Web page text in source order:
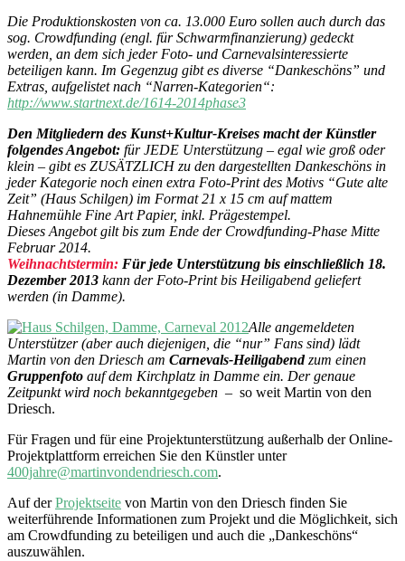
Die Produktionskosten von ca. 13.000 Euro sollen auch durch das
sog. Crowdfunding (engl. für Schwarmfinanzierung) gedeckt
werden, an dem sich jeder Foto- und Carnevalsinteressierte
beteiligen kann. Im Gegenzug gibt es diverse “Dankeschöns” und
Extras, aufgelistet nach “Narren-Kategorien“:
http://www.startnext.de/1614-2014phase3
Den Mitgliedern des Kunst+Kultur-Kreises macht der Künstler
folgendes Angebot: für JEDE Unterstützung – egal wie groß oder
klein – gibt es ZUSÄTZLICH zu den dargestellten Dankeschöns in
jeder Kategorie noch einen extra Foto-Print des Motivs “Gute alte
Zeit” (Haus Schilgen) im Format 21 x 15 cm auf mattem
Hahnemühle Fine Art Papier, inkl. Prägestempel.
Dieses Angebot gilt bis zum Ende der Crowdfunding-Phase Mitte
Februar 2014.
Weihnachtstermin: Für jede Unterstützung bis einschließlich 18.
Dezember 2013 kann der Foto-Print bis Heiligabend geliefert
werden (in Damme).
Alle angemeldeten
Unterstützer (aber auch diejenigen, die “nur” Fans sind) lädt
Martin von den Driesch am Carnevals-Heiligabendzum einen
Gruppenfoto auf dem Kirchplatz in Damme ein. Der genaue
Zeitpunkt wird noch bekanntgegeben – so weit Martin von den
Driesch.
Für Fragen und für eine Projektunterstützung außerhalb der Online-
Projektplattform erreichen Sie den Künstler unter
400jahre@martinvondendriesch.com.
Auf derProjektseite von Martin von den Driesch finden Sie
weiterführende Informationen zum Projekt und die Möglichkeit, sich
am Crowdfunding zu beteiligen und auch die „Dankeschöns“
auszuwählen.